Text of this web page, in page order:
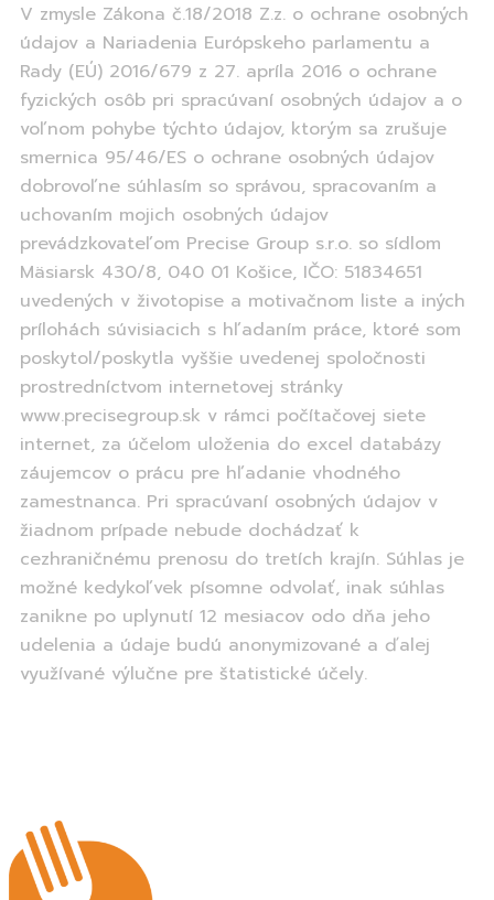
V zmysle Zákona č.18/2018 Z.z. o ochrane osobných
údajov a Nariadenia Európskeho parlamentu a
Rady (EÚ) 2016/679 z 27. apríla 2016 o ochrane
fyzických osôb pri spracúvaní osobných údajov a o
voľnom pohybe týchto údajov, ktorým sa zrušuje
smernica 95/46/ES o ochrane osobných údajov
dobrovoľne súhlasím so správou, spracovaním a
uchovaním mojich osobných údajov
prevádzkovateľom Precise Group s.r.o. so sídlom
Mäsiarsk 430/8, 040 01 Košice, IČO: 51834651
uvedených v životopise a motivačnom liste a iných
prílohách súvisiacich s hľadaním práce, ktoré som
poskytol/poskytla vyššie uvedenej spoločnosti
prostredníctvom internetovej stránky
www.precisegroup.sk v rámci počítačovej siete
internet, za účelom uloženia do excel databázy
záujemcov o prácu pre hľadanie vhodného
zamestnanca. Pri spracúvaní osobných údajov v
žiadnom prípade nebude dochádzať k
cezhraničnému prenosu do tretích krajín. Súhlas je
možné kedykoľvek písomne odvolať, inak súhlas
zanikne po uplynutí 12 mesiacov odo dňa jeho
udelenia a údaje budú anonymizované a ďalej
využívané výlučne pre štatistické účely.